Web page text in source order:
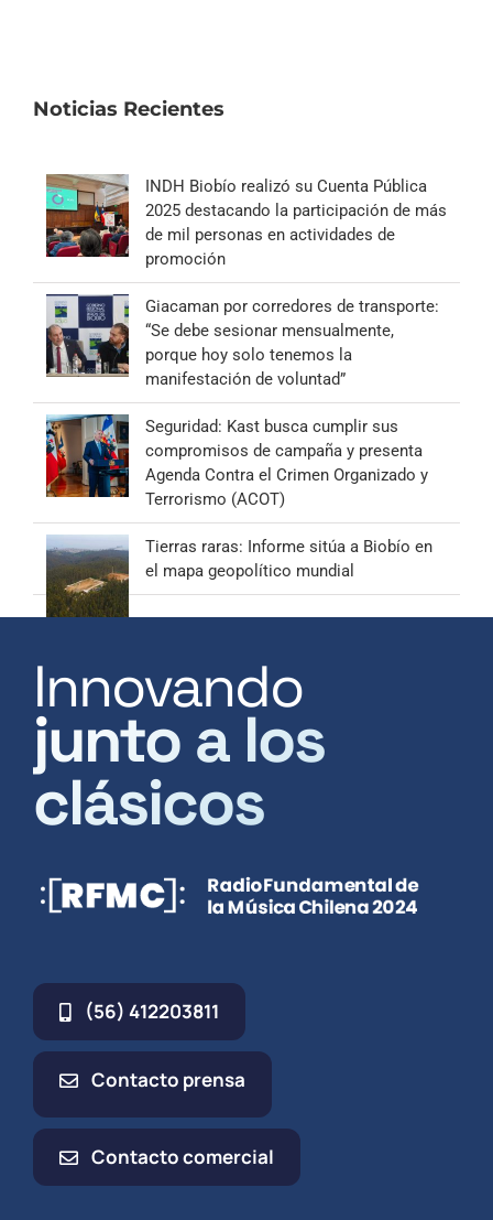
Noticias Recientes
INDH Biobío realizó su Cuenta Pública
2025 destacando la participación de más
de mil personas en actividades de
promoción
Giacaman por corredores de transporte:
“Se debe sesionar mensualmente,
porque hoy solo tenemos la
manifestación de voluntad”
Seguridad: Kast busca cumplir sus
compromisos de campaña y presenta
Agenda Contra el Crimen Organizado y
Terrorismo (ACOT)
Tierras raras: Informe sitúa a Biobío en
el mapa geopolítico mundial
Innovando
junto a los
clásicos
(56) 412203811
Contacto prensa
Contacto comercial